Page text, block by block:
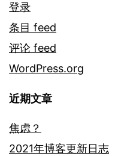
登录
条目 feed
评论 feed
WordPress.org
近期文章
焦虑？
2021年博客更新日志